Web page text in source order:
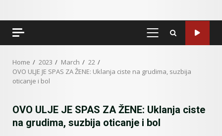
PRIMARY
Home 2023 March
22
OVO ULJE JE SPAS ZA ŽENE: Uklanja ciste na grudima, suzbija
oticanje i bol
OVO ULJE JE SPAS ZA ŽENE: Uklanja ciste
na grudima, suzbija oticanje i bol